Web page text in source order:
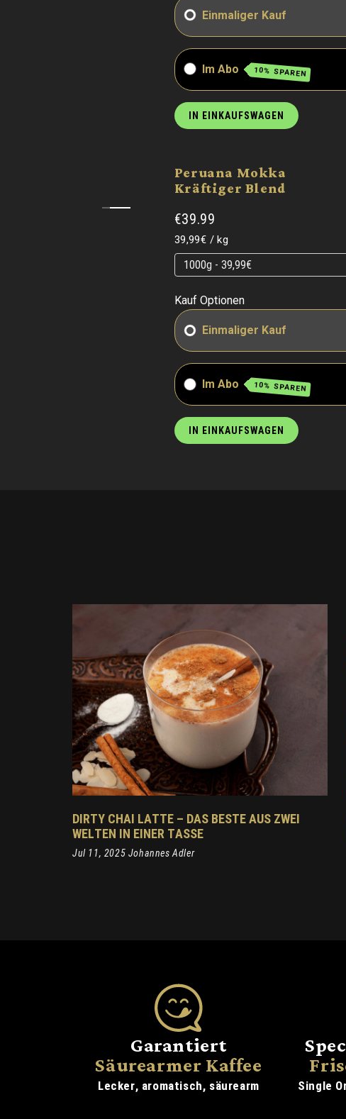
Einmaliger Kauf
Im Abo 10% SPAREN
IN EINKAUFSWAGEN
Peruana Mokka
Kräftiger Blend
€39.99
Grundpreis
39,99€ / pro
kg
Grundpreis
Grundpreis
Kauf Optionen
Einmaliger Kauf
Im Abo 10% SPAREN
IN EINKAUFSWAGEN
DIRTY CHAI LATTE – DAS BESTE AUS ZWEI
WELTEN IN EINER TASSE
Jul 11, 2025 Johannes Adler
Garantiert
Säurearmer Kaffee
Lecker, aromatisch, säurearm Single